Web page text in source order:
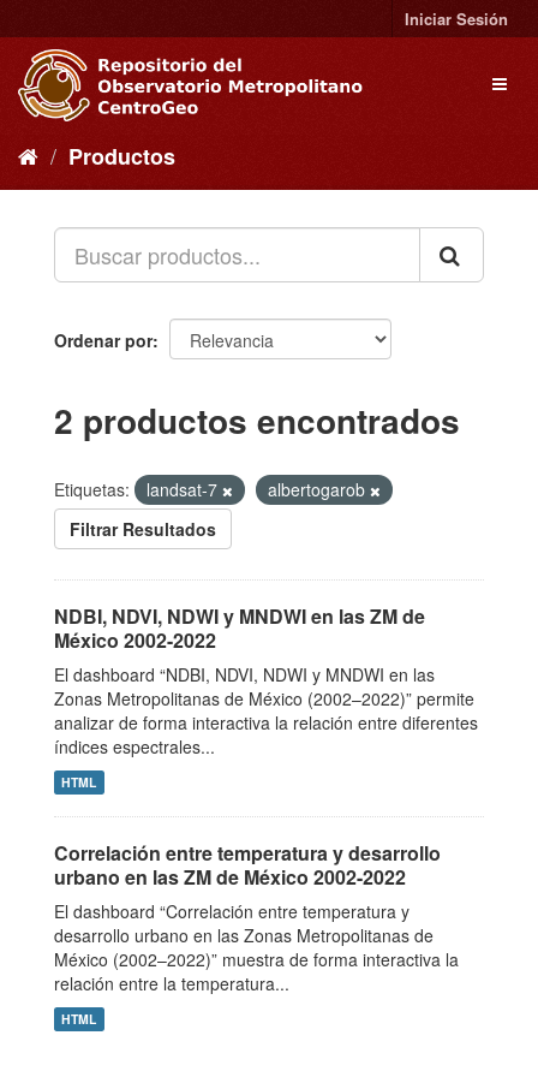
al
contenido
Iniciar Sesión
Productos
Ordenar por
2 productos encontrados
Etiquetas: landsat-7
albertogarob
Filtrar Resultados
NDBI, NDVI, NDWI y MNDWI en las ZM de
México 2002-2022
El dashboard “NDBI, NDVI, NDWI y MNDWI en las
Zonas Metropolitanas de México (2002–2022)” permite
analizar de forma interactiva la relación entre diferentes
índices espectrales...
HTML
Correlación entre temperatura y desarrollo
urbano en las ZM de México 2002-2022
El dashboard “Correlación entre temperatura y
desarrollo urbano en las Zonas Metropolitanas de
México (2002–2022)” muestra de forma interactiva la
relación entre la temperatura...
HTML